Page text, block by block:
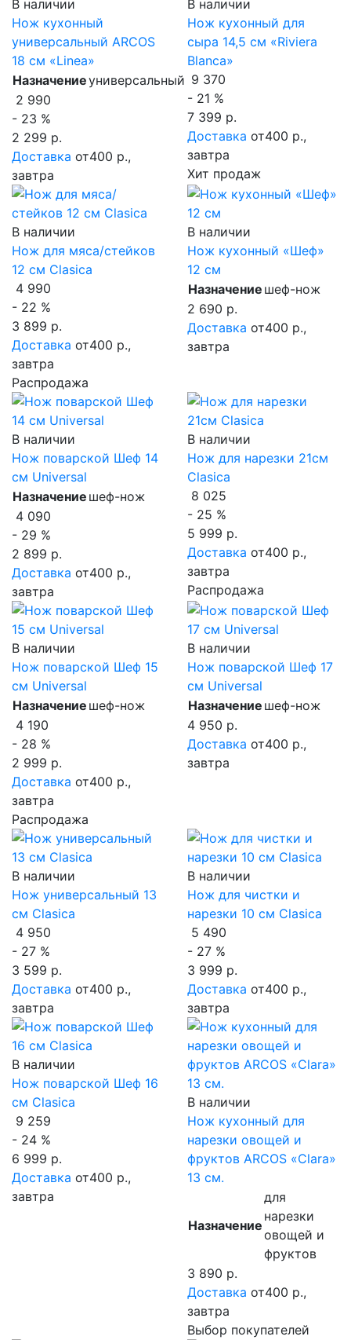
В наличии
Нож кухонный
универсальный ARCOS
18 см «Linea»
Назначениеуниверсальный
2 990
- 23 %
2 299 р.
Доставка от400 р.,
завтра
В наличии
Нож кухонный для
сыра 14,5 см «Riviera
Blanca»
9 370
- 21 %
7 399 р.
Доставка от400 р.,
завтра
Хит продаж
В наличии
Нож для мяса/стейков
12 см Clasica
4 990
- 22 %
3 899 р.
Доставка от400 р.,
завтра
Распродажа
В наличии
Нож кухонный «Шеф»
12 см
Назначение шеф-нож
2 690 р.
Доставка от400 р.,
завтра
В наличии
Нож поварской Шеф 14
см Universal
Назначение шеф-нож
4 090
- 29 %
2 899 р.
Доставка от400 р.,
завтра
В наличии
Нож для нарезки 21см
Clasica
8 025
- 25 %
5 999 р.
Доставка от400 р.,
завтра
Распродажа
В наличии
Нож поварской Шеф 15
см Universal
Назначение шеф-нож
4 190
- 28 %
2 999 р.
Доставка от400 р.,
завтра
Распродажа
В наличии
Нож поварской Шеф 17
см Universal
Назначение шеф-нож
4 950 р.
Доставка от400 р.,
завтра
В наличии
Нож универсальный 13
см Clasica
4 950
- 27 %
3 599 р.
Доставка от400 р.,
завтра
В наличии
Нож для чистки и
нарезки 10 см Clasica
5 490
- 27 %
3 999 р.
Доставка от400 р.,
завтра
В наличии
Нож поварской Шеф 16
см Clasica
9 259
- 24 %
6 999 р.
Доставка от400 р.,
завтра
В наличии
Нож кухонный для
нарезки овощей и
фруктов ARCOS «Clara»
13 см.
Назначение
для
нарезки
овощей и
фруктов
3 890 р.
Доставка от400 р.,
завтра
Выбор покупателей